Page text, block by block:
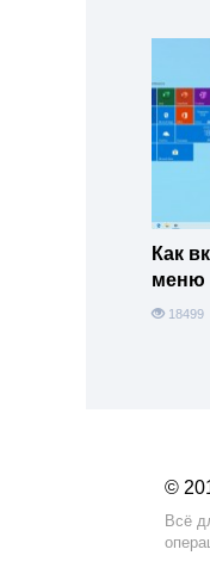
Как
меню
18499
©
Всё